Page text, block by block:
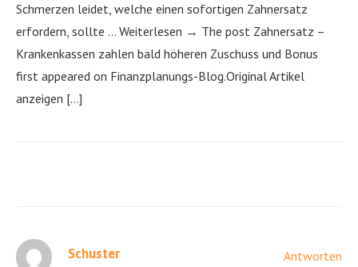
Schmerzen leidet, welche einen sofortigen Zahnersatz
erfordern, sollte … Weiterlesen → The post Zahnersatz –
Krankenkassen zahlen bald höheren Zuschuss und Bonus
first appeared on Finanzplanungs-Blog.Original Artikel
anzeigen […]
Schuster Antworten